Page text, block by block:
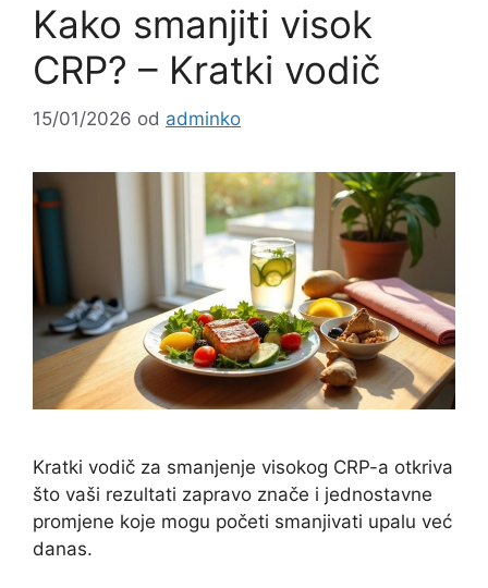
Kako smanjiti visok
CRP? – Kratki vodič
15/01/2026 od adminko
Kratki vodič za smanjenje visokog CRP-a otkriva
što vaši rezultati zapravo znače i jednostavne
promjene koje mogu početi smanjivati upalu već
danas.